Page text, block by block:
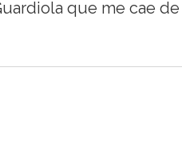
que me cae